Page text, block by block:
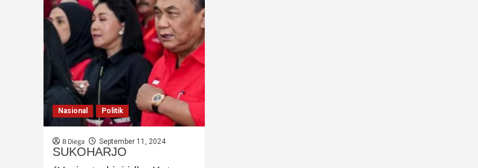
Nasional Politik
B Diega September 11, 2024
SUKOHARJO